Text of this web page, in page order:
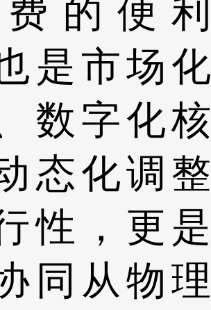
的便利
是市场化
数字化核
态化调整
性，更是
同从物理